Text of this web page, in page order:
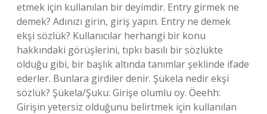
etmek için kullanılan bir deyimdir. Entry girmek ne
demek? Adınızı girin, giriş yapın. Entry ne demek
ekşi sözlük? Kullanıcılar herhangi bir konu
hakkındaki görüşlerini, tıpkı basılı bir sözlükte
olduğu gibi, bir başlık altında tanımlar şeklinde ifade
ederler. Bunlara girdiler denir. Şükela nedir ekşi
sözlük? Şükela/Şuku: Girişe olumlu oy. Öeehh:
Girişin yetersiz olduğunu belirtmek için kullanılan